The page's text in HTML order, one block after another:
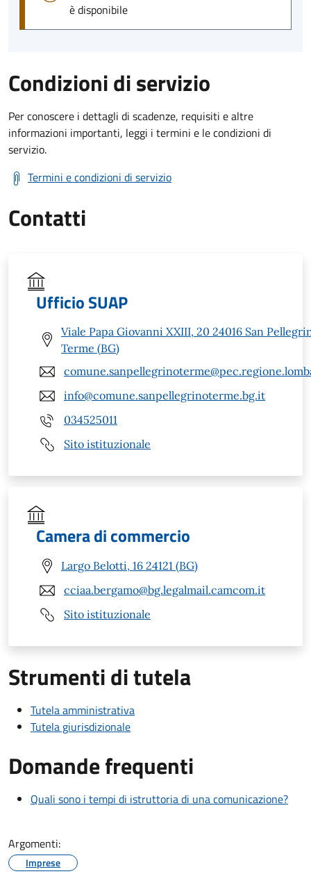
è disponibile
Condizioni di servizio
Per conoscere i dettagli di scadenze, requisiti e altre
informazioni importanti, leggi i termini e le condizioni di
servizio.
Termini e condizioni di servizio
Contatti
Ufficio SUAP
Viale Papa Giovanni XXIII, 20 24016 San
Terme (BG)
info@comune.sanpellegrinoterme.bg.it
034525011
Sito istituzionale
Camera di commercio
Largo Belotti, 16 24121 (BG)
cciaa.bergamo@bg.legalmail.camcom.it
Sito istituzionale
Strumenti di tutela
Tutela amministrativa
Tutela giurisdizionale
Domande frequenti
Quali sono i tempi di istruttoria di una comunicazione?
Argomenti:
Imprese